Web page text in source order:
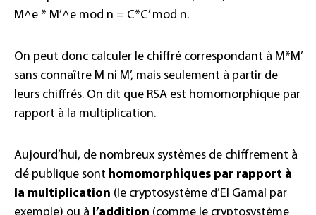
M^e * M’^e mod n = C*C’ mod n.
On peut donc calculer le chiffré correspondant à M*M’
sans connaître M ni M’, mais seulement à partir de
leurs chiffrés. On dit que RSA est homomorphique par
rapport à la multiplication.
Aujourd’hui, de nombreux systèmes de chiffrement à
clé publique sont homomorphiques par rapport à
la multiplication (le cryptosystème d’El Gamal par